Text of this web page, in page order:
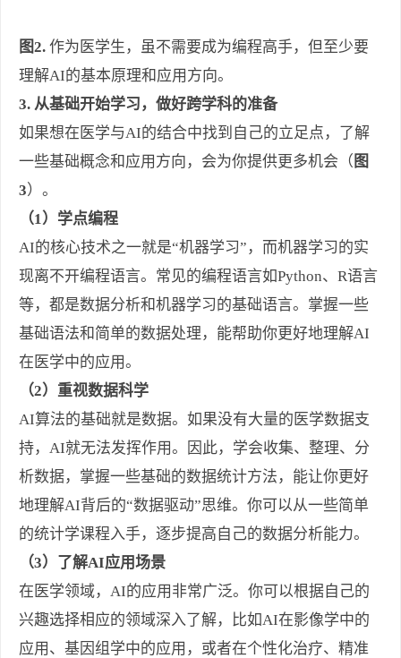
图2. 作为医学生，虽不需要成为编程高手，但至少要
理解AI的基本原理和应用方向。
3. 从基础开始学习，做好跨学科的准备
如果想在医学与AI的结合中找到自己的立足点，了解
一些基础概念和应用方向，会为你提供更多机会（ 图
3）。
（1）学点编程
AI的核心技术之一就是“机器学习”，而机器学习的实
现离不开编程语言。常见的编程语言如Python、R语言
等，都是数据分析和机器学习的基础语言。掌握一些
基础语法和简单的数据处理，能帮助你更好地理解AI
在医学中的应用。
（2）重视数据科学
AI算法的基础就是数据。如果没有大量的医学数据支
持，AI就无法发挥作用。因此，学会收集、整理、分
析数据，掌握一些基础的数据统计方法，能让你更好
地理解AI背后的“数据驱动”思维。你可以从一些简单
的统计学课程入手，逐步提高自己的数据分析能力。
（3）了解AI应用场景
在医学领域，AI的应用非常广泛。你可以根据自己的
兴趣选择相应的领域深入了解，比如AI在影像学中的
应用、基因组学中的应用，或者在个性化治疗、精准